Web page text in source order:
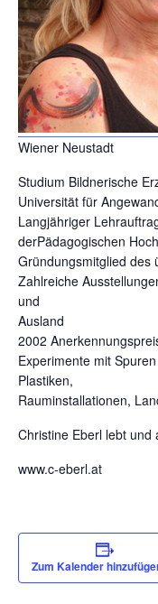
Wiener Neustadt
Studium Bildnerische
Universität für
Langjähriger
derPädagogischen
Gründungsmitglied des
Zahlreiche
und
Ausland
2002
Experimente mit
Plastiken,
Rauminstallationen,
Christine Eberl lebt und
www.c-eberl.at
Zum Kalender